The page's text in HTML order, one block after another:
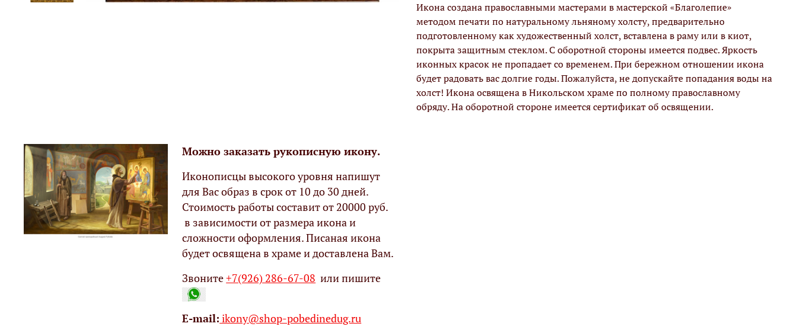
Икона создана православными мастерами в мастерской «Благолепие»
методом печати по натуральному льняному холсту, предварительно
подготовленному как художественный холст, вставлена в раму или в киот,
покрыта защитным стеклом. С оборотной стороны имеется подвес. Яркость
иконных красок не пропадает со временем. При бережном отношении икона
будет радовать вас долгие годы. Пожалуйста, не допускайте попадания воды на
холст! Икона освящена в Никольском храме по полному православному
обряду. На оборотной стороне имеется сертификат об освящении.
Можно заказать рукописную икону.
Иконописцы высокого уровня напишут
для Вас образ в срок от 10 до 30 дней.
Стоимость работы составит от 20000 руб.
в зависимости от размера икона и
сложности оформления. Писаная икона
будет освящена в храме и доставлена Вам.
Звоните+7(926) 286-67-08 или пишите
Е-mail: ikony@shop-pobedinedug.ru